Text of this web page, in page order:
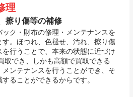
理
擦り傷等の補修
ク・財布の修理・メンテナンスを
。ほつれ、色褪せ、汚れ、擦り傷
行うことで、本来の状態に近づけ
取でき、しかも高額で買取できる
ンテナンスを行うことができ、そ
ることができるからです。